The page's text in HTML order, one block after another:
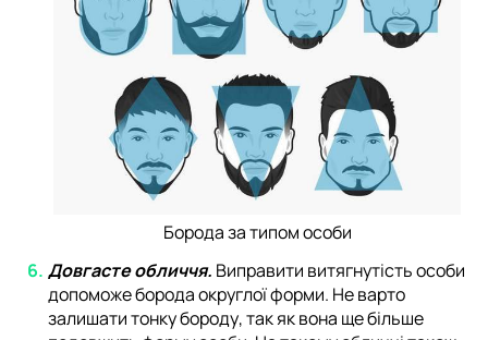
Борода за типом особи
Довгасте обличчя. Виправити витягнутість особи
допоможе борода округлої форми. Не варто
залишати тонку бороду, так як вона ще більше